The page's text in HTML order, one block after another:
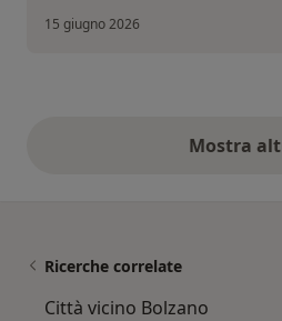
15 giugno 2026
Mostra
Ricerche correlate
Città vicino Bolzano